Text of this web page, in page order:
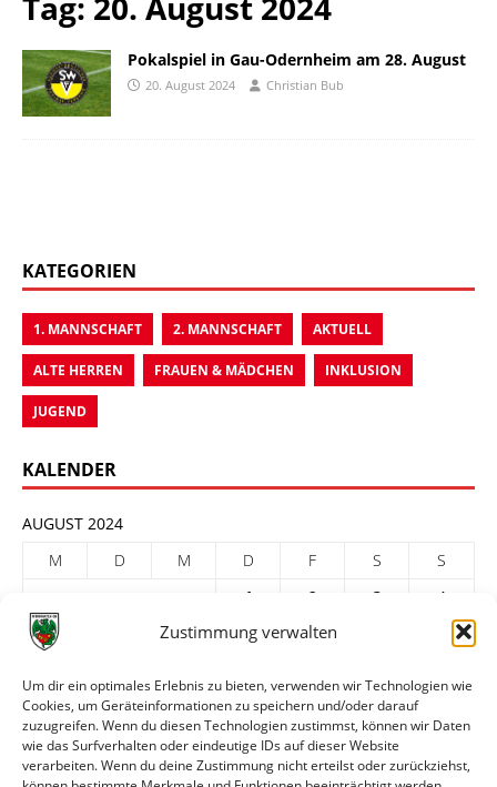
Zustimmung verwalten
Um dir ein optimales Erlebnis zu bieten, verwenden wir Technologien wie
Cookies, um Geräteinformationen zu speichern und/oder darauf
zuzugreifen. Wenn du diesen Technologien zustimmst, können wir Daten
wie das Surfverhalten oder eindeutige IDs auf dieser Website
verarbeiten. Wenn du deine Zustimmung nicht erteilst oder zurückziehst,
Pokalspiel in Gau-Odernheim am 28. August
20. August 2024 Christian Bub
KATEGORIEN
1. MANNSCHAFT 2. MANNSCHAFT AKTUELL
ALTE HERREN FRAUEN & MÄDCHEN INKLUSION
JUGEND
KALENDER
AUGUST 2024
M
D M D F S
S
1
2 3
4
5
7 8 9
19
20 21 22 23 24
26
27 28 29 30
31
« Juli
Sep. »